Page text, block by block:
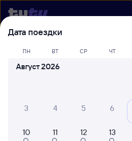
Выберите день,
билеты Аткарск —
Дата поездки
ПН ВТ СР ЧТ
Август 2026
3 4 5 6
10 11 12 13